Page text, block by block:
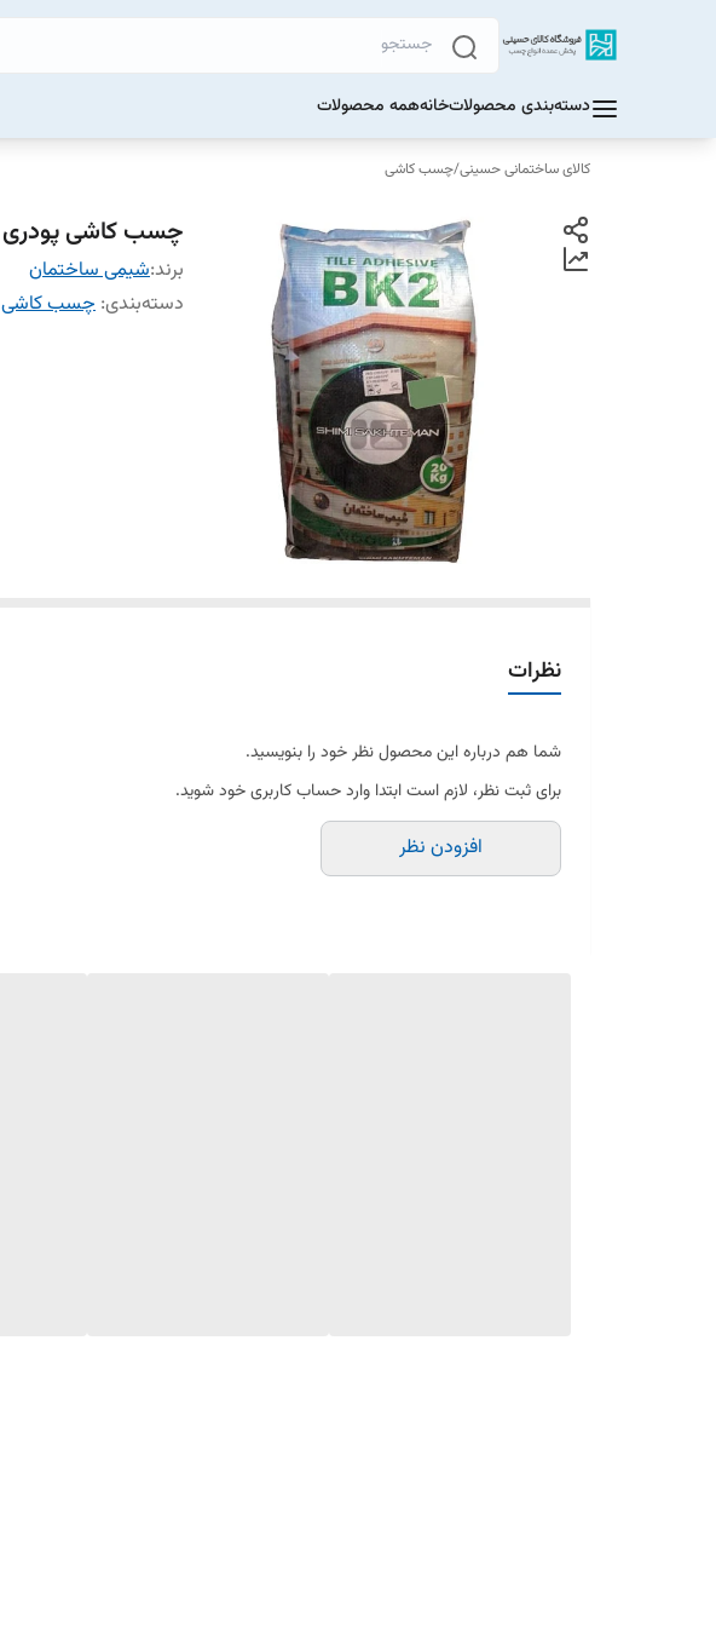
دسته‌بندی محصولاتخانههمه محصولات
کالای ساختمانی حسینی/چسب کاشی
چسب کاشی پودری BK2 شیمی ساختمان سفید
برند:شیمی ساختمان
دسته‌بندی: چسب کاشی
نظرات
شما هم درباره این محصول نظر خود را بنویسید.
برای ثبت نظر، لازم است ابتدا وارد حساب کاربری خود شوید.
افزودن نظر